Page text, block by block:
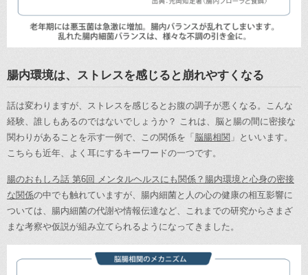
腸内環境は、ストレスを感じると崩れやすくなる
話は変わりますが、ストレスを感じるとお腹の調子が悪くなる。こんな
経験、誰しもあるのではないでしょうか？ これは、脳と腸の間に密接な
関わりがあることを示す一例で、この関係を「 脳腸相関 」といいます。
こちらも近年、よく耳にするキーワードの一つです。
腸のおもしろ話 第6回 メンタルヘルスにも関係？腸内環境と心身の密接
な関係の中でも触れていますが、腸内細菌と人の心の健康の相互影響に
ついては、腸内細菌の代謝や情報伝達など、これまでの研究からさまざ
まな考察や仮説が組み立てられるようになってきました。